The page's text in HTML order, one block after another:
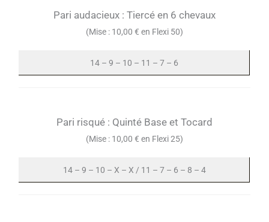
Pari audacieux : Tiercé en 6 chevaux
(Mise : 10,00 € en Flexi 50)
14 – 9 – 10 – 11 – 7 – 6
Pari risqué : Quinté Base et Tocard
(Mise : 10,00 € en Flexi 25)
14 – 9 – 10 – X – X / 11 – 7 – 6 – 8 – 4